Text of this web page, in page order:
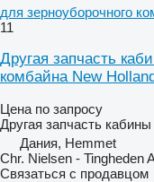
для зерноуборочного
11
Другая запчасть
комбайна New
Цена по запросу
Другая запчасть кабины
Дания, Hemmet
Chr. Nielsen - Tingheden
Связаться с продавцом